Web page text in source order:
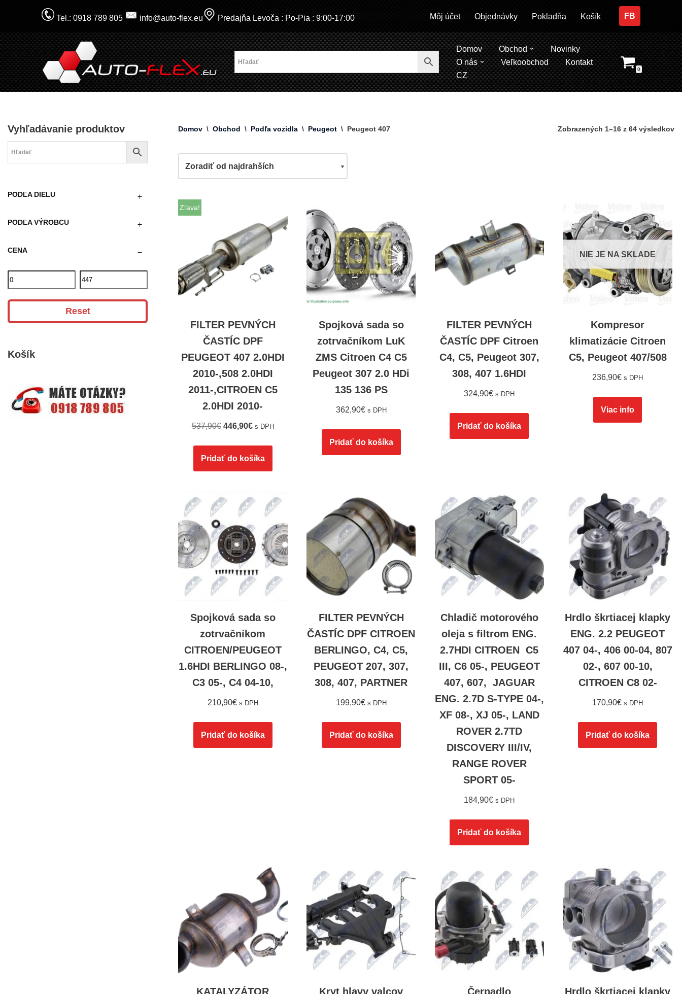
na
obsah
Tel.: 0918 789 805 info@auto-flex.eu Predajňa Levoča : Po-Pia : 9:00-17:00 Môj účet Objednávky Pokladňa Košík FB
Domov Obchod
Novinky
O nás
Veľkoobchod
Kontakt
CZ
0
Vyhľadávanie produktov
PODĽA DIELU
PODĽA VÝROBCU
CENA
Reset
Košík
Domov \ Obchod \ Podľa vozidla \ Peugeot \ Peugeot 407 Zobrazených 1–16 z 64 výsledkov
Zľava!
FILTER PEVNÝCH
ČASTÍC DPF
PEUGEOT 407 2.0HDI
2010-,508 2.0HDI
2011-,CITROEN C5
2.0HDI 2010-
537,90€ 446,90€ s DPH
Pridať do košíka
Spojková sada so
zotrvačníkom LuK
ZMS Citroen C4 C5
Peugeot 307 2.0 HDi
135 136 PS
362,90€ s DPH
Pridať do košíka
FILTER PEVNÝCH
ČASTÍC DPF Citroen
C4, C5, Peugeot 307,
308, 407 1.6HDI
324,90€ s DPH
Pridať do košíka
NIE JE NA SKLADE
Kompresor
klimatizácie Citroen
C5, Peugeot 407/508
236,90€ s DPH
Viac info
Spojková sada so
zotrvačníkom
CITROEN/PEUGEOT
1.6HDI BERLINGO 08-,
C3 05-, C4 04-10,
210,90€ s DPH
Pridať do košíka
FILTER PEVNÝCH
ČASTÍC DPF CITROEN
BERLINGO, C4, C5,
PEUGEOT 207, 307,
308, 407, PARTNER
199,90€ s DPH
Pridať do košíka
Chladič motorového
oleja s filtrom ENG.
2.7HDI CITROEN C5
III, C6 05-, PEUGEOT
407, 607, JAGUAR
ENG. 2.7D S-TYPE 04-,
XF 08-, XJ 05-, LAND
ROVER 2.7TD
DISCOVERY III/IV,
RANGE ROVER
SPORT 05-
184,90€ s DPH
Pridať do košíka
Hrdlo škrtiacej klapky
ENG. 2.2 PEUGEOT
407 04-, 406 00-04, 807
02-, 607 00-10,
CITROEN C8 02-
170,90€ s DPH
Pridať do košíka
KATALYZÁTOR
Kryt hlavy valcov
Čerpadlo
Hrdlo škrtiacej klapky